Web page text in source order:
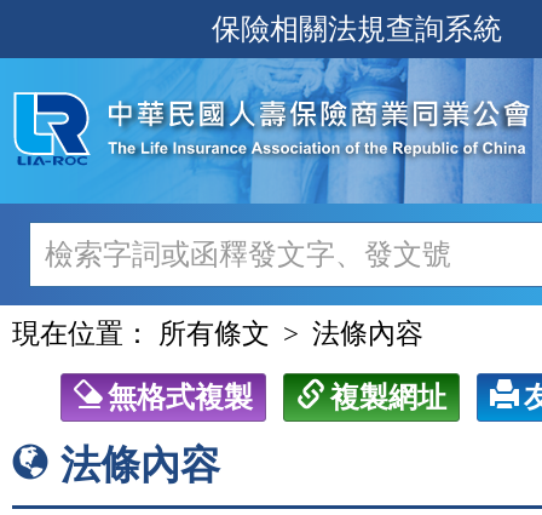
至
主
內
容
保險相關法規查詢系統
現在位置： 所有條文 法條內容
無格式複製 複製網址
法條內容